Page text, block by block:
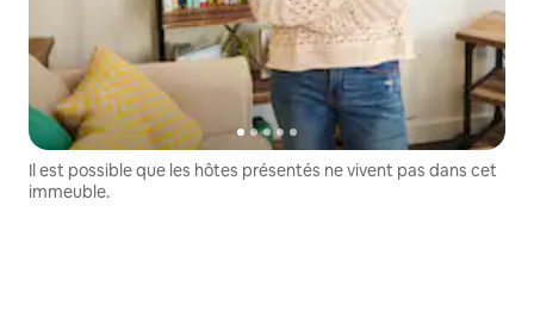
Il est possible que les hôtes présentés ne vivent pas dans cet
immeuble.